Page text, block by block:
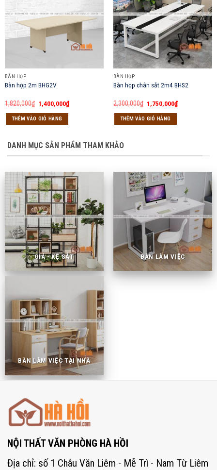
BÀN HỌP
Bàn họp 2m BHG2V
1,820,000₫ Giá
gốc
là:
1,820,000₫.
1,400,000₫Giá
hiện
THÊM VÀO GIỎ HÀNG
BÀN HỌP
Bàn họp chân sắt 2m4 BHS2
2,300,000₫ Giá
gốc
là:
2,300,000₫.
1,750,000₫Giá
hiện
THÊM VÀO GIỎ HÀNG
DANH MỤC SẢN PHẨM THAM KHẢO
GIÁ - KỆ SẮT BÀN LÀM VIỆC
BÀN LÀM VIỆC TẠI NHÀ
NỘI THẤT VĂN PHÒNG HÀ HỒI
Địa chỉ: số 1 Châu Văn Liêm - Mễ Trì - Nam Từ Liêm